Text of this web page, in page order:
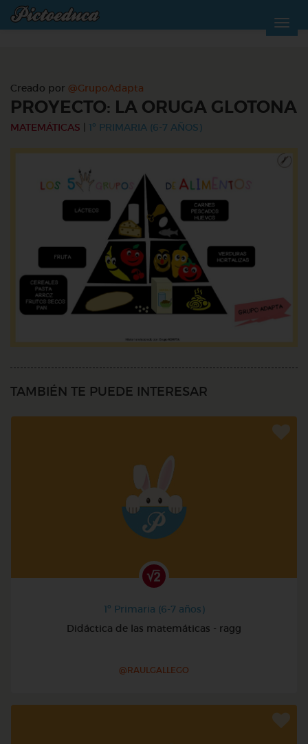
Creado por @GrupoAdapta
PROYECTO: LA ORUGA GLOTONA
MATEMÁTICAS 1º PRIMARIA (6-7 AÑOS)
TAMBIÉN TE PUEDE INTERESAR
1º Primaria (6-7 años)
Didáctica de las matemáticas - ragg
@RAULGALLEGO